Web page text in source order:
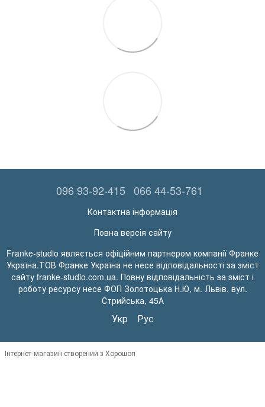
096 93-92-415 066 44-53-761
Контактна інформація
Повна версія сайту
Franke-studio являється офіційним партнером компанії Франке
Україна.ТОВ Франке Україна не несе відповідальності за зміст
сайту franke-studio.com.ua. Повну відповідальність за зміст і
роботу ресурсу несе ФОП Золотоцька Н.Ю, м. Львів, вул.
Стрийська, 45А
Укр Рус
Інтернет-магазин створений з Хорошоп